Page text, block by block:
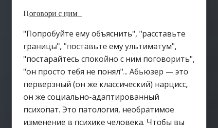
П͟о͟г͟о͟в͟о͟р͟и͟ с͟ н͟и͟м͟
"Попробуйте ему объяснить", "расставьте
границы", "поставьте ему ультиматум",
"постарайтесь спокойно с ним поговорить",
"он просто тебя не понял"... Абьюзер — это
перверзный (он же классический) нарцисс,
он же социально-адаптированный
психопат. Это патология, необратимое
изменение в психике человека. Чтобы вы